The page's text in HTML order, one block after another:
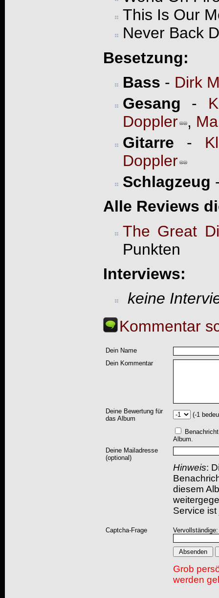
This Is Our
Never Back
Besetzung:
Bass - Dirk
Gesang -
Doppler ,
Gitarre -
Doppler
Schlagzeug
Alle Reviews
The Great
Punkten
Interviews:
keine
Kommentar
Dein Name
Dein Kommentar
Deine Bewertung für
das Album
(-1
Album.
Deine Mailadresse
(optional)
Hinweis:
diesem
Service
Captcha-Frage
Grob
werden